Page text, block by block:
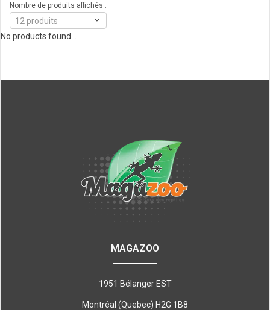
Nombre de produits affichés :
12 produits
No products found...
MAGAZOO
1951 Bélanger EST
Montréal (Quebec) H2G 1B8